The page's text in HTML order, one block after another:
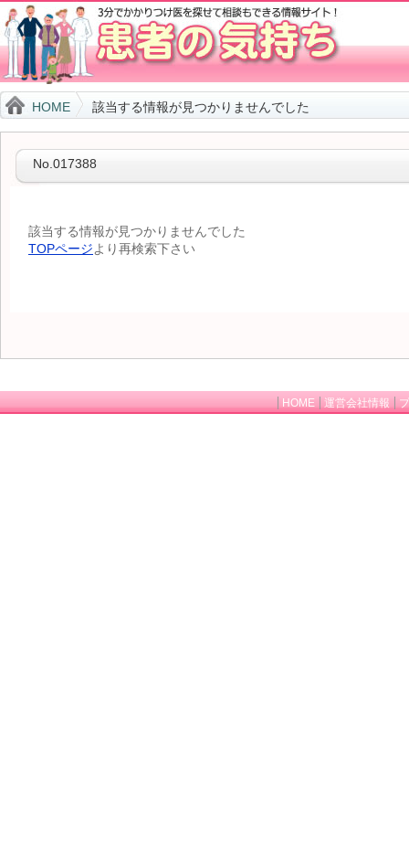
HOME 該当する情報が見つかりませんでした
No.017388
該当する情報が見つかりませんでした
TOPページより再検索下さい
HOME 運営会社情報